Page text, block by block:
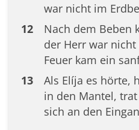
war nicht im
12
Nach dem Beben
der Herr war
Feuer kam ein
13
Als Elíja es hörte,
in den Mantel,
sich an den